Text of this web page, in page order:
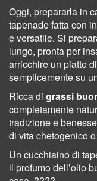
Oggi, prepararla in
tapenade fatta con
e versatile. Si
lungo, pronta per
arricchire un piatto
semplicemente su
Ricca di grassi
completamente
tradizione e
di vita chetogenico
Un cucchiaino di
il profumo dell’olio